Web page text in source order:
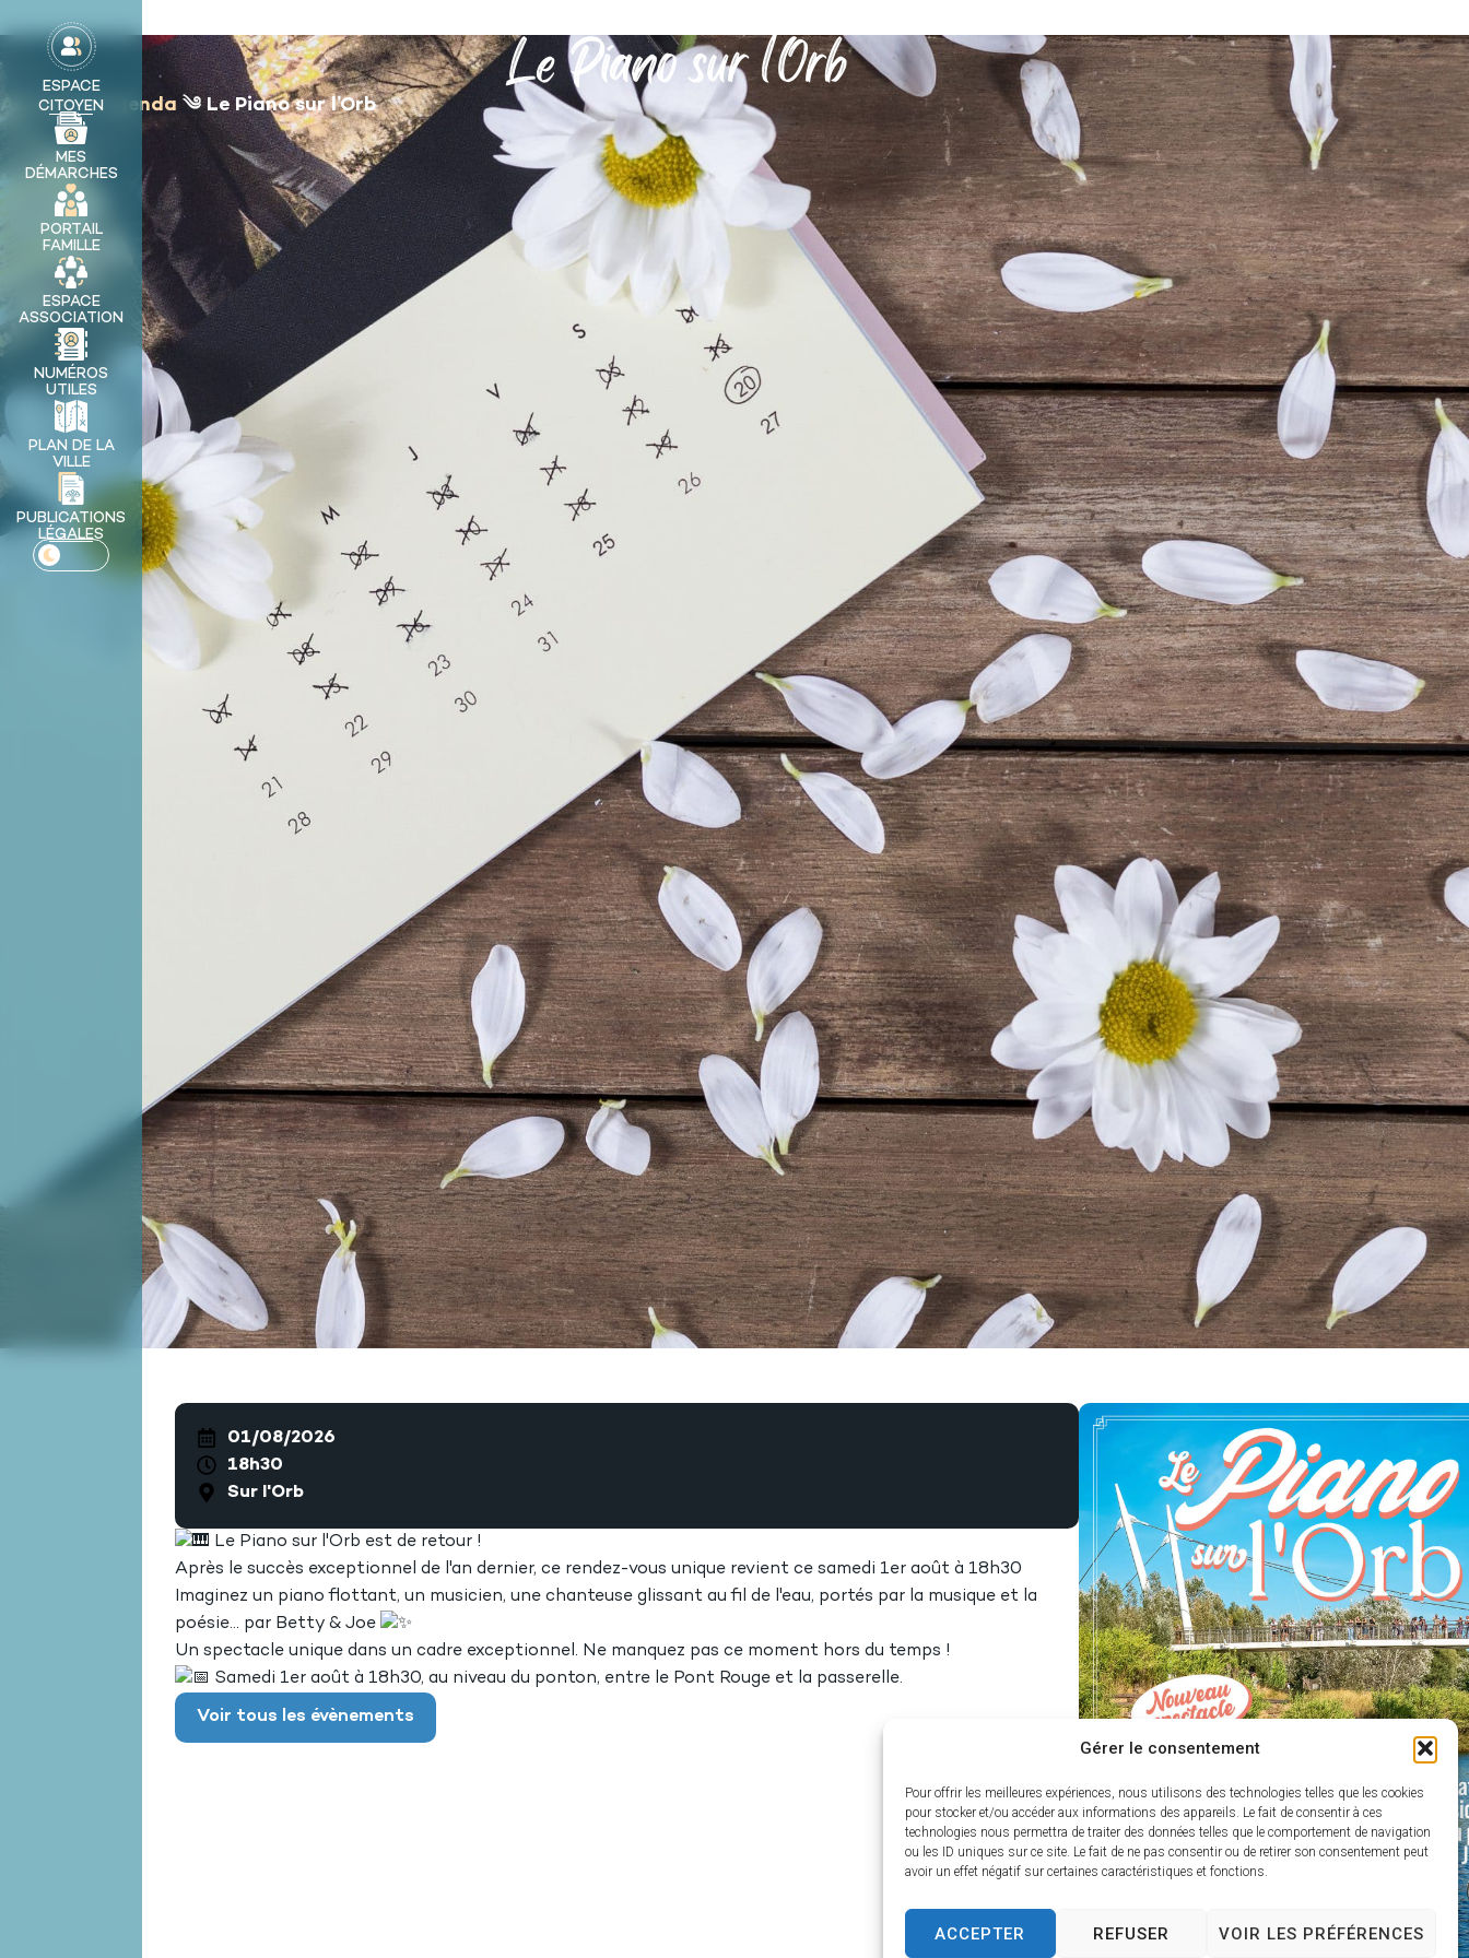
Gérer le consentement
Pour offrir les meilleures expériences, nous utilisons des technologies telles que les cookies
pour stocker et/ou accéder aux informations des appareils. Le fait de consentir à ces
technologies nous permettra de traiter des données telles que le comportement de navigation
ou les ID uniques sur ce site. Le fait de ne pas consentir ou de retirer son consentement peut
avoir un effet négatif sur certaines caractéristiques et fonctions.
ACCEPTER REFUSER VOIR LES PRÉFÉRENCES
principal
MA VILLE MON QUOTIDIEN DÉCOUVRIR SÉRIGNAN VIE PRATIQUE
MES DÉMARCHES
ESPACE
CITOYEN
MES
DÉMARCHES
PORTAIL
FAMILLE
ESPACE
ASSOCIATION
NUMÉROS
UTILES
PLAN DE LA
VILLE
PUBLICATIONS
LÉGALES
Le Piano sur l’Orb
Accueil༄Agenda ༄Le Piano sur l’Orb
01/08/2026
18h30
Sur l'Orb
Le Piano sur l'Orb est de retour !
Après le succès exceptionnel de l'an dernier, ce rendez-vous unique revient ce samedi 1er août à 18h30
Imaginez un piano flottant, un musicien, une chanteuse glissant au fil de l'eau, portés par la musique et la
poésie... par Betty & Joe
Un spectacle unique dans un cadre exceptionnel. Ne manquez pas ce moment hors du temps !
Samedi 1er août à 18h30, au niveau du ponton, entre le Pont Rouge et la passerelle.
Voir tous les évènements